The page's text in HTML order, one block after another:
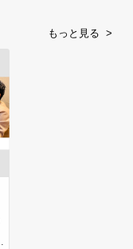
りに彼女ができた
同行+写真撮影2回
成果を保証するもので
グアプリで出会った
削、会話練習、モテセ
供しています✨
を配信していた経験も
ります。
ば嬉しいです✨
もっと見る